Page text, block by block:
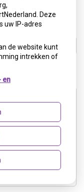
Deze
uw IP-adres
de website kunt
intrekken of
en